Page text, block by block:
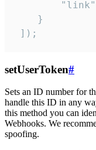
    }
]);
setUserToken#
Sets an ID number for
handle this ID in any
this method you can
Webhooks. We
spoofing.